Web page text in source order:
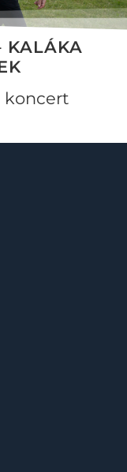
KALÁKA
koncert